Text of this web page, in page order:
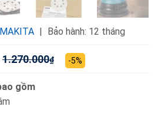
MAKITA Bảo hành: 12 tháng
1.270.000₫ -5%
gồm